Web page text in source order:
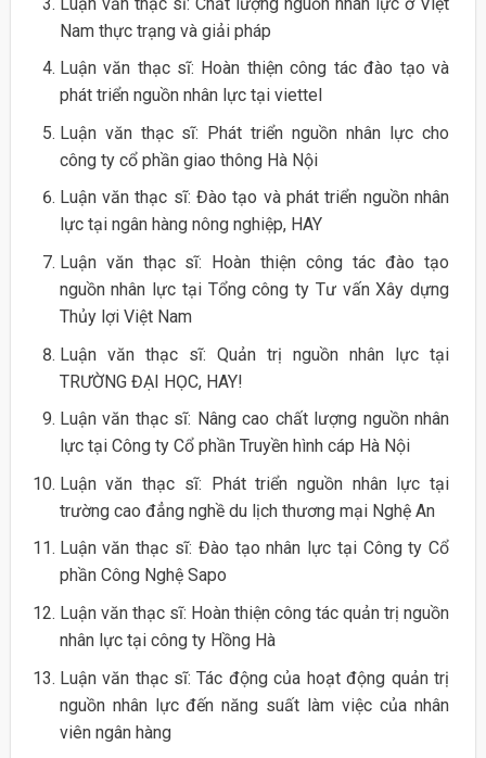
Nam thực trạng và giải pháp
Luận văn thạc sĩ: Hoàn thiện công tác đào tạo và
phát triển nguồn nhân lực tại viettel
Luận văn thạc sĩ: Phát triển nguồn nhân lực cho
công ty cổ phần giao thông Hà Nội
Luận văn thạc sĩ: Đào tạo và phát triển nguồn nhân
lực tại ngân hàng nông nghiệp, HAY
Luận văn thạc sĩ: Hoàn thiện công tác đào tạo
nguồn nhân lực tại Tổng công ty Tư vấn Xây dựng
Thủy lợi Việt Nam
Luận văn thạc sĩ: Quản trị nguồn nhân lực tại
TRƯỜNG ĐẠI HỌC, HAY!
Luận văn thạc sĩ: Nâng cao chất lượng nguồn nhân
lực tại Công ty Cổ phần Truyền hình cáp Hà Nội
Luận văn thạc sĩ: Phát triển nguồn nhân lực tại
trường cao đẳng nghề du lịch thương mại Nghệ An
Luận văn thạc sĩ: Đào tạo nhân lực tại Công ty Cổ
phần Công Nghệ Sapo
Luận văn thạc sĩ: Hoàn thiện công tác quản trị nguồn
nhân lực tại công ty Hồng Hà
Luận văn thạc sĩ: Tác động của hoạt động quản trị
nguồn nhân lực đến năng suất làm việc của nhân
viên ngân hàng